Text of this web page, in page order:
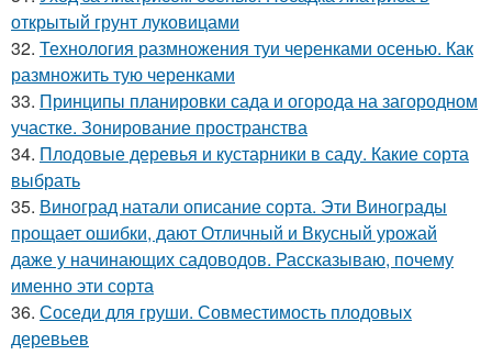
открытый грунт луковицами
32. Технология размножения туи черенками осенью. Как
размножить тую черенками
33. Принципы планировки сада и огорода на загородном
участке. Зонирование пространства
34. Плодовые деревья и кустарники в саду. Какие сорта
выбрать
35. Виноград натали описание сорта. Эти Винограды
прощает ошибки, дают Отличный и Вкусный урожай
даже у начинающих садоводов. Рассказываю, почему
именно эти сорта
36. Соседи для груши. Совместимость плодовых
деревьев